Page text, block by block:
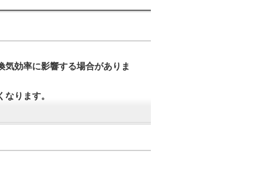
効率に影響する場合がありま
ります。